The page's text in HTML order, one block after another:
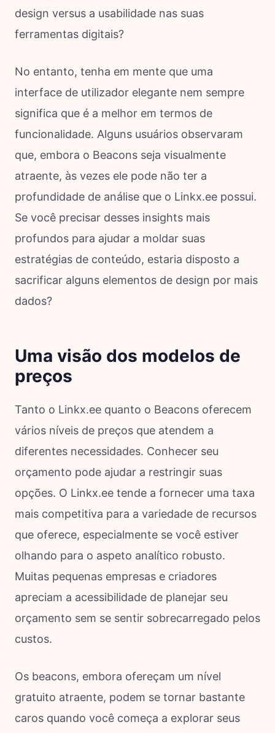
design versus a usabilidade nas suas
ferramentas digitais?
No entanto, tenha em mente que uma
interface de utilizador elegante nem sempre
significa que é a melhor em termos de
funcionalidade. Alguns usuários observaram
que, embora o Beacons seja visualmente
atraente, às vezes ele pode não ter a
profundidade de análise que o Linkx.ee possui.
Se você precisar desses insights mais
profundos para ajudar a moldar suas
estratégias de conteúdo, estaria disposto a
sacrificar alguns elementos de design por mais
dados?
Uma visão dos modelos de
preços
Tanto o Linkx.ee quanto o Beacons oferecem
vários níveis de preços que atendem a
diferentes necessidades. Conhecer seu
orçamento pode ajudar a restringir suas
opções. O Linkx.ee tende a fornecer uma taxa
mais competitiva para a variedade de recursos
que oferece, especialmente se você estiver
olhando para o aspeto analítico robusto.
Muitas pequenas empresas e criadores
apreciam a acessibilidade de planejar seu
orçamento sem se sentir sobrecarregado pelos
custos.
Os beacons, embora ofereçam um nível
gratuito atraente, podem se tornar bastante
caros quando você começa a explorar seus